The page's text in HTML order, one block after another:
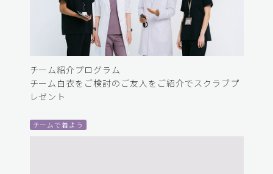
チーム紹介プログラム
チーム白衣をご検討のご友人をご紹介でスクラブプ
レゼント
チームで着よう